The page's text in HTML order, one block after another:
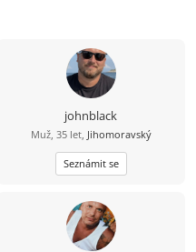
johnblack
Muž, 35 let, Jihomoravský
Seznámit se